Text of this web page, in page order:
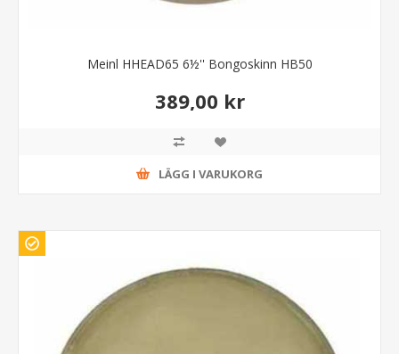
Meinl HHEAD65 6½'' Bongoskinn HB50
389,00 kr
LÄGG I VARUKORG